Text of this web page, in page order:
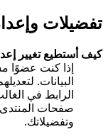
تفضيلات
كيف أستطيع تغيير
إذا كنت عضوًا
البيانات.
الرابط في
صفحات
وتفضيلاتك.